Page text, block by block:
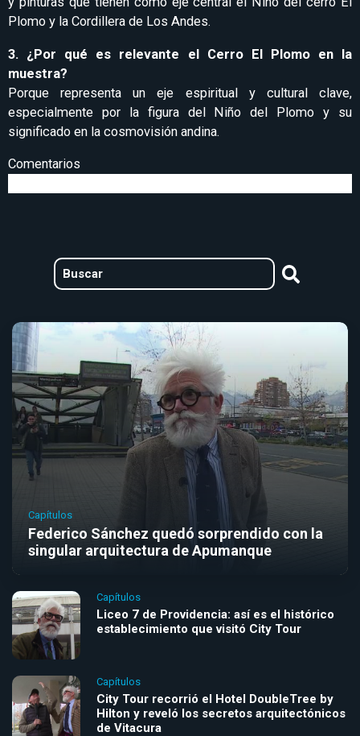
Plomo y la Cordillera de Los Andes.
3. ¿Por qué es relevante el Cerro El Plomo en la
muestra?
Porque representa un eje espiritual y cultural clave,
especialmente por la figura del Niño del Plomo y su
significado en la cosmovisión andina.
Comentarios
Capítulos
Federico Sánchez quedó sorprendido con la
singular arquitectura de Apumanque
Capítulos
Liceo 7 de Providencia: así es el histórico
establecimiento que visitó City Tour
Capítulos
City Tour recorrió el Hotel DoubleTree by
Hilton y reveló los secretos arquitectónicos
de Vitacura